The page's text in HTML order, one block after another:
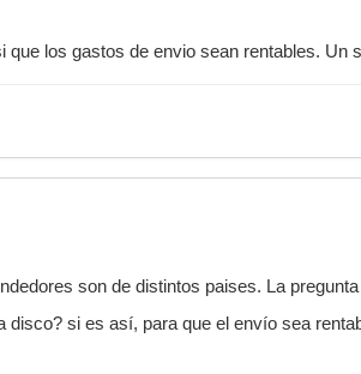
los gastos de envio sean rentables. Un
son de distintos paises. La
si es así, para que el envío sea